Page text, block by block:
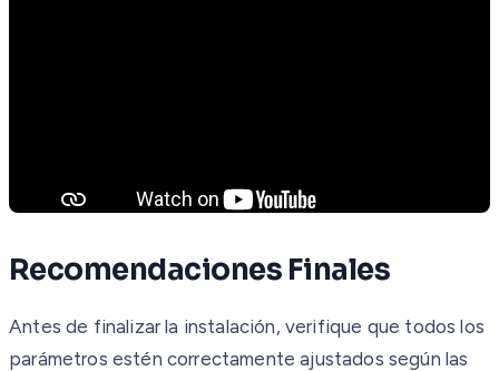
Recomendaciones Finales
Antes de finalizar la instalación, verifique que todos los
parámetros estén correctamente ajustados según las